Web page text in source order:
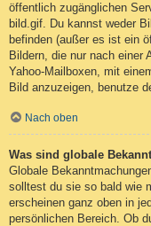
öffentlich zugänglichen
bild.gif. Du kannst weder
befinden (außer es ist ein
Bildern, die nur nach einer
Yahoo-Mailboxen, mit
Bild anzuzeigen, benutze
Nach oben
Was sind globale
Globale
solltest du sie so bald wie
erscheinen ganz oben in
persönlichen Bereich. Ob